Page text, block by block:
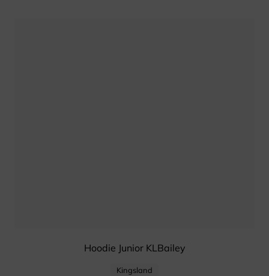
Hoodie Junior KLBailey
Kingsland